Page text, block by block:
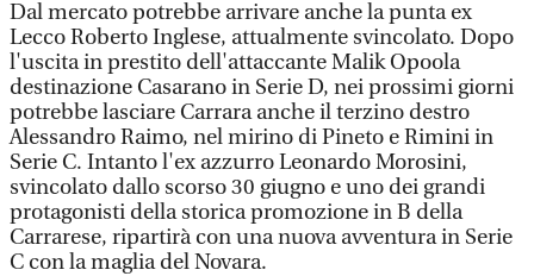
Dal mercato potrebbe arrivare anche la punta ex
Lecco Roberto Inglese, attualmente svincolato. Dopo
l'uscita in prestito dell'attaccante Malik Opoola
destinazione Casarano in Serie D, nei prossimi giorni
potrebbe lasciare Carrara anche il terzino destro
Alessandro Raimo, nel mirino di Pineto e Rimini in
Serie C. Intanto l'ex azzurro Leonardo Morosini,
svincolato dallo scorso 30 giugno e uno dei grandi
protagonisti della storica promozione in B della
Carrarese, ripartirà con una nuova avventura in Serie
C con la maglia del Novara.